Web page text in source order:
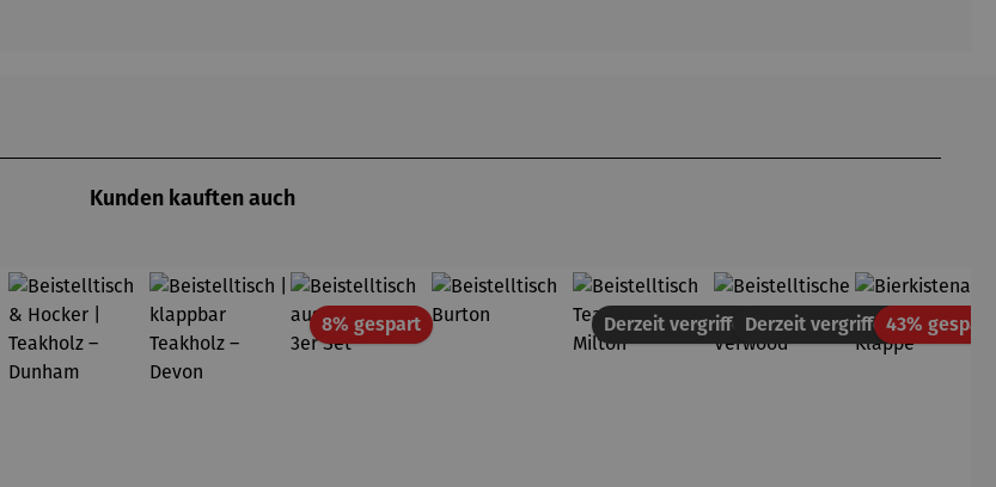
Kunden kauften auch
8% gespartRabatt Derzeit vergriffenDerzeit vergriffen43% gespart